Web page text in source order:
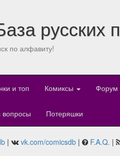
русских
по алфавиту!
и топ Комиксы Форум
Потеряшки
| vk.com/comicsdb | F.A.Q. |